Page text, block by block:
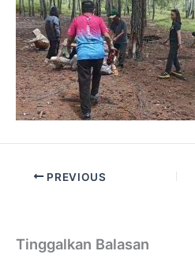
PREVIOUS
Tinggalkan Balasan